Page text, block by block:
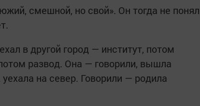
смешной, но свой». Он тогда не
в другой город — институт, потом
развод. Она — говорили, вышла
на север. Говорили — родила